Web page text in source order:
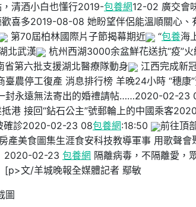
清酒小白也懂行2019-包養網12-02 廣交會
喜多2019-08-08 她盼望伴侶能溫順關心、
第70屆柏林國際片子節揭幕期近 “包養海
北武漢
杭州西湖3000余盆鮮花送抗“疫”火
省第六批支援湖北醫療隊動身 江西完成新
臺農停工復產 消息排行榜 羊晚24小時 “穗康
封永遠無法寄出的婚禮請帖……2020-02-
港 接回“鉆石公主”號郵輪上的中國乘客
確診2020-02-23 08包養網:18:50
前往頂
產美食圖集生涯食安科技教導軍事 用歌聲
2020-02-23 包養網 隔離病毒，不隔離愛，
[p>文/羊城晚報全媒體記者 鄢敏
圖